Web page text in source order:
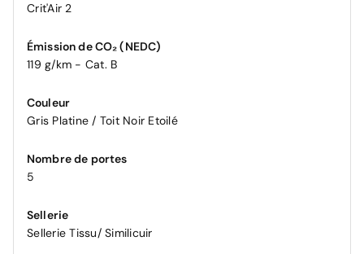
Crit'Air 2
Émission de CO₂ (NEDC)
119 g/km - Cat. B
Couleur
Gris Platine / Toit Noir Etoilé
Nombre de portes
5
Sellerie
Sellerie Tissu/ Similicuir